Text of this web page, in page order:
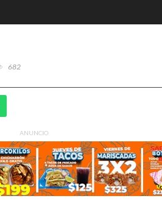
682
ANUNCIO